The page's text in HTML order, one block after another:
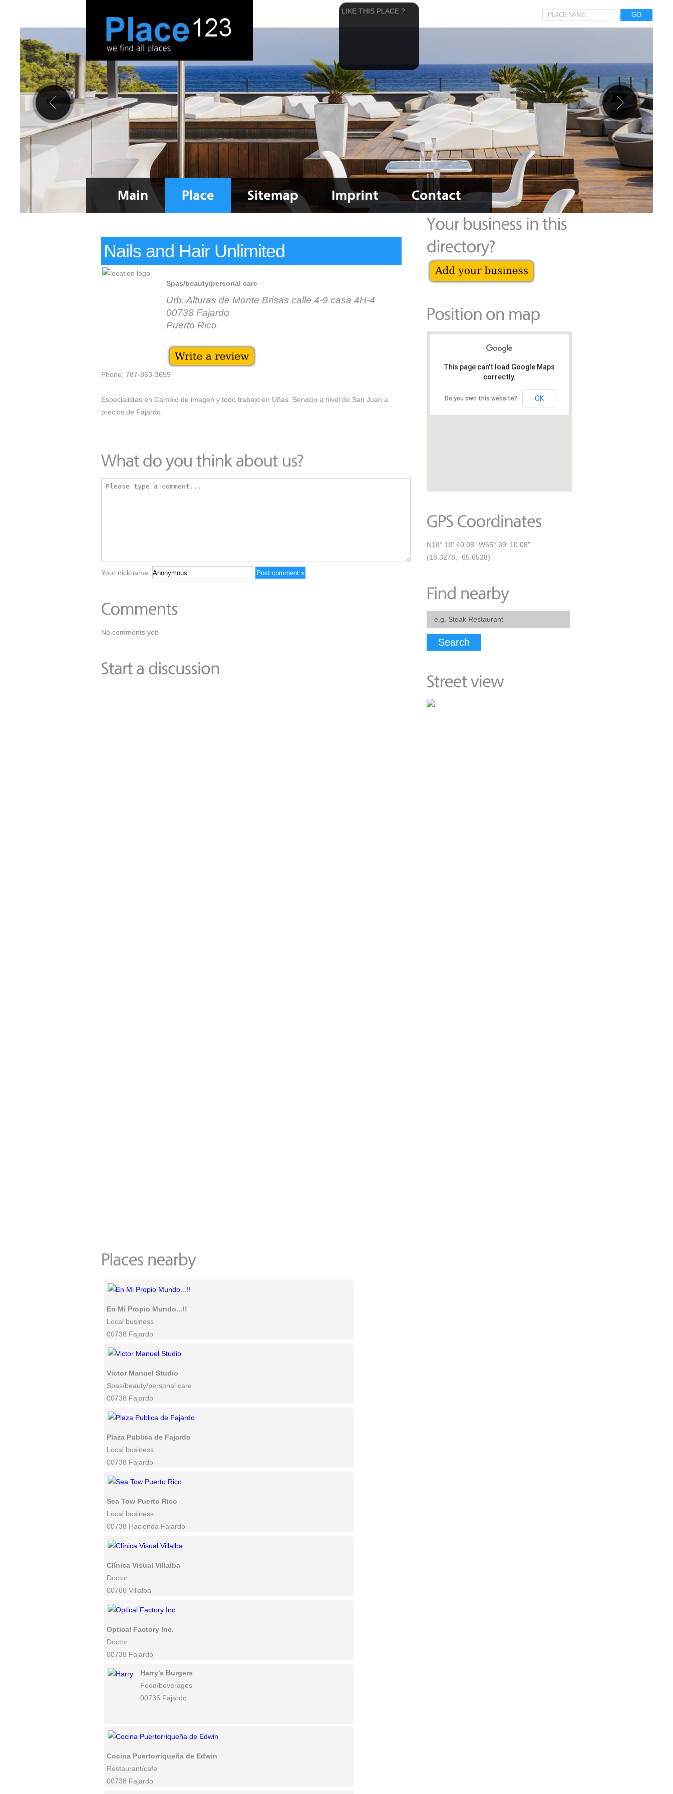
Nails and Hair Unlimited
Spas/beauty/personal care
Urb. Alturas de Monte Brisas calle 4-9 casa 4H-4
00738 Fajardo
Puerto Rico
Phone: 787-863-3659
Especialistas en Cambio de imagen y todo trabajo en Uñas. Servicio a nivel de San Juan a
precios de Fajardo.
Your nickname:
No comments yet!
En Mi Propio Mundo...!!
Local business
00738 Fajardo
Victor Manuel Studio
Spas/beauty/personal care
00738 Fajardo
Plaza Publica de Fajardo
Local business
00738 Fajardo
Sea Tow Puerto Rico
Local business
00738 Hacienda Fajardo
Clínica Visual Villalba
Doctor
00766 Villalba
Optical Factory Inc.
Doctor
00738 Fajardo
Harry's Burgers
Food/beverages
00735 Fajardo
Cocina Puertorriqueña de Edwin
Restaurant/cafe
00738 Fajardo
This page can't load Google Maps
correctly.
Do you own this website? OK
N18° 19' 40.08" W65° 39' 10.08"
(18.3278, -65.6528)
Search
LIKE THIS PLACE ?